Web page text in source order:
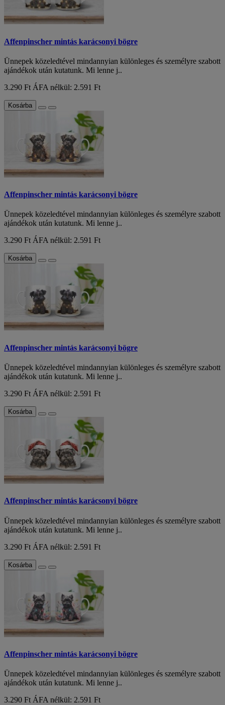
Affenpinscher mintás karácsonyi bögre
Ünnepek közeledtével mindannyian különleges és személyre szabott
ajándékok után kutatunk. Mi lenne j..
3.290 Ft ÁFA nélkül: 2.591 Ft
Kosárba
Affenpinscher mintás karácsonyi bögre
Ünnepek közeledtével mindannyian különleges és személyre szabott
ajándékok után kutatunk. Mi lenne j..
3.290 FtÁFA nélkül: 2.591 Ft
Kosárba
Affenpinscher mintás karácsonyi bögre
Ünnepek közeledtével mindannyian különleges és személyre szabott
ajándékok után kutatunk. Mi lenne j..
3.290 Ft ÁFA nélkül: 2.591 Ft
Kosárba
Affenpinscher mintás karácsonyi bögre
Ünnepek közeledtével mindannyian különleges és személyre szabott
ajándékok után kutatunk. Mi lenne j..
3.290 Ft ÁFA nélkül: 2.591 Ft
Kosárba
Affenpinscher mintás karácsonyi bögre
Ünnepek közeledtével mindannyian különleges és személyre szabott
ajándékok után kutatunk. Mi lenne j..
3.290 Ft ÁFA nélkül: 2.591 Ft